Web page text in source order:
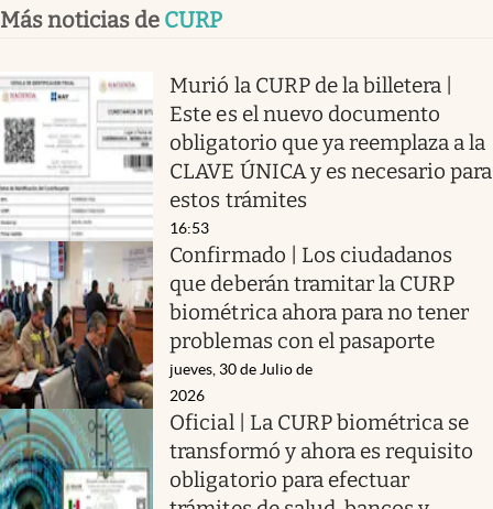
Más noticias de CURP
Murió la CURP de la billetera |
Este es el nuevo documento
obligatorio que ya reemplaza a la
CLAVE ÚNICA y es necesario para
estos trámites
16:53
Confirmado | Los ciudadanos
que deberán tramitar la CURP
biométrica ahora para no tener
problemas con el pasaporte
jueves, 30 de Julio de
2026
Oficial | La CURP biométrica se
transformó y ahora es requisito
obligatorio para efectuar